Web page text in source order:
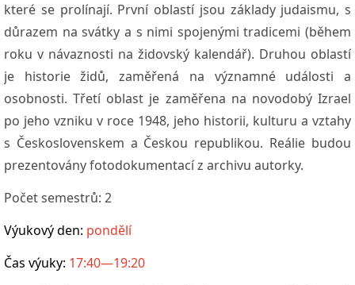
které se prolínají. První oblastí jsou základy judaismu, s
důrazem na svátky a s nimi spojenými tradicemi (během
roku v návaznosti na židovský kalendář). Druhou oblastí
je historie židů, zaměřená na významné události a
osobnosti. Třetí oblast je zaměřena na novodobý Izrael
po jeho vzniku v roce 1948, jeho historii, kulturu a vztahy
s Československem a Českou republikou. Reálie budou
prezentovány fotodokumentací z archivu autorky.
Počet semestrů: 2
Výukový den: pondělí
Čas výuky: 17:40—19:20